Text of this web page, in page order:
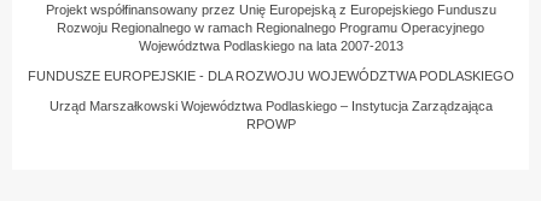
Projekt współfinansowany przez Unię Europejską z Europejskiego Funduszu
Rozwoju Regionalnego w ramach Regionalnego Programu Operacyjnego
Województwa Podlaskiego na lata 2007-2013
FUNDUSZE EUROPEJSKIE - DLA ROZWOJU WOJEWÓDZTWA PODLASKIEGO
Urząd Marszałkowski Województwa Podlaskiego – Instytucja Zarządzająca
RPOWP